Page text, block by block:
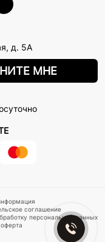
д. 5А
МНЕ
соглашение
персональных данных